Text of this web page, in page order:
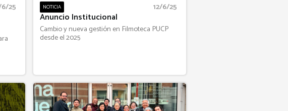
25 NOTICIA 12/6/25
Anuncio Institucional
Cambio y nueva gestión en Filmoteca PUCP
desde el 2025